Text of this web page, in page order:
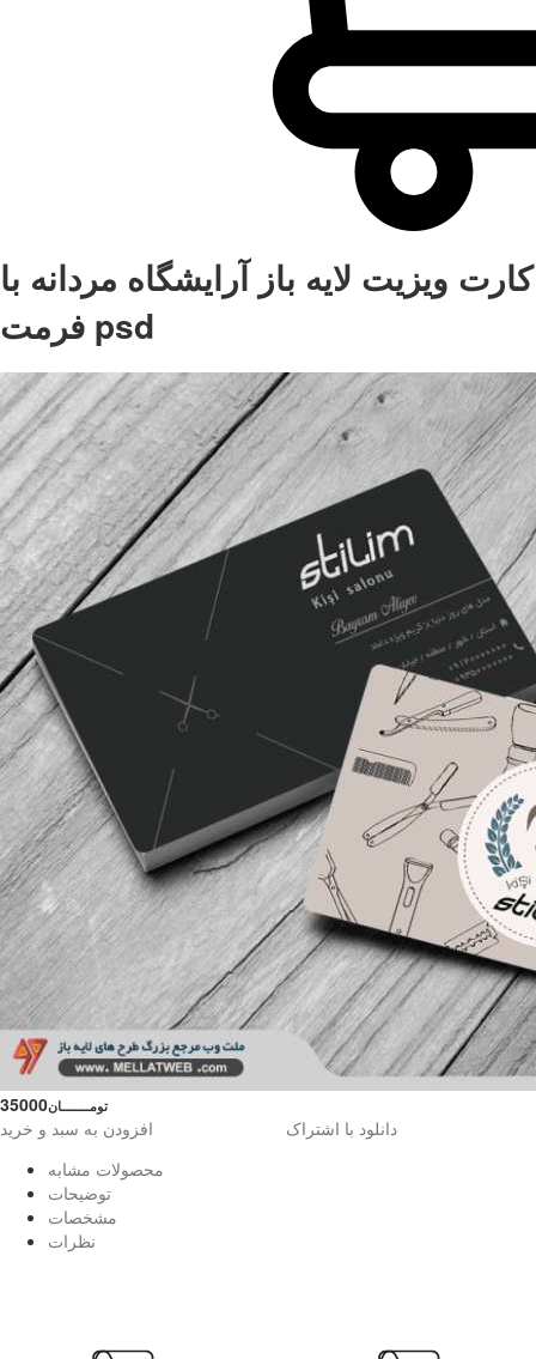
کارت ویزیت لایه باز آرایشگاه مردانه با
فرمت psd
35000تومــــــــان
افزودن به سبد و خرید
دانلود با اشتراک
محصولات مشابه
توضیحات
مشخصات
نظرات